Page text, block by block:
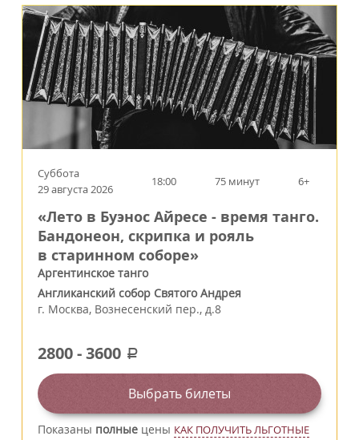
Суббота
29 августа 2026
18:00 75 минут 6+
«Лето в Буэнос Айресе - время танго.
Бандонеон, скрипка и рояль
в старинном соборе»
Аргентинское танго
Англиканский собор Святого Андрея
г. Москва, Вознесенский пер., д.8
2800-3600 a
Выбрать билеты
Показаны полные цены КАК ПОЛУЧИТЬ ЛЬГОТНЫЕ